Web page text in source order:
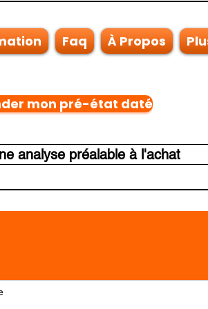
Faq À Propos
mon pré-état daté
analyse préalable à l'achat